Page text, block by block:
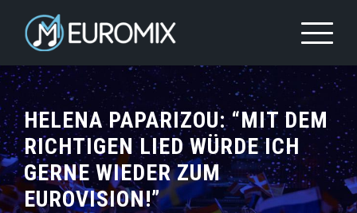
HELENA PAPARIZOU: “MIT DEM
RICHTIGEN LIED WÜRDE ICH
GERNE WIEDER ZUM
EUROVISION!”